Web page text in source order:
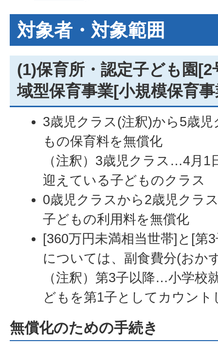
対象者・対象範囲
(1)保育所・認定子ども園
域型保育事業[小規模保育
3歳児クラス(注釈)から5歳
もの保育料を無償化
（注釈）3歳児クラス…4月1
迎えている子どものクラス
0歳児クラスから2歳児クラ
子どもの利用料を無償化
[360万円未満相当世帯]と[第
については、副食費分(おか
（注釈）第3子以降…小学校
どもを第1子としてカウント
無償化のための手続き